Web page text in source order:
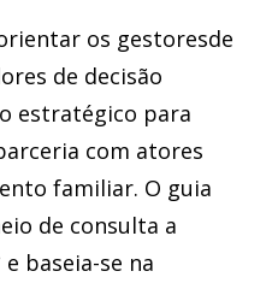
os gestoresde
de decisão
estratégico para
com atores
familiar. O guia
de consulta a
baseia-se na